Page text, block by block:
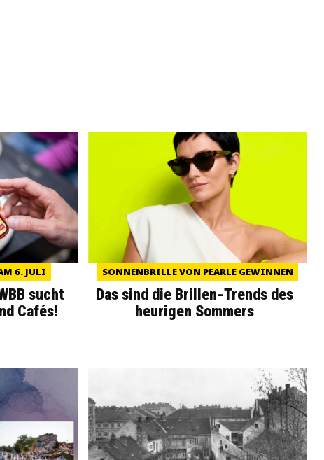
6. JULI
sucht
Cafés!
SONNENBRILLE VON PEARLE GEWINNEN
Das sind die Brillen-Trends des
heurigen Sommers